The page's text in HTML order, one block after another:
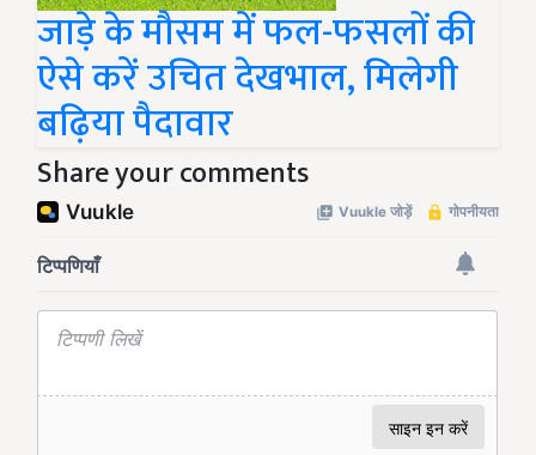
जाड़े के मौसम में फल-फसलों की
ऐसे करें उचित देखभाल, मिलेगी
बढ़िया पैदावार
Share your comments